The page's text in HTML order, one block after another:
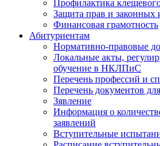
Профилактика
Защита прав и законных
Финансовая грамотность
Абитуриентам
Нормативно-правовые
Локальные акты,
обучение в НКЛПиС
Перечень профессий и
Перечень документов
Зявление
Информация о
заявлений
Вступительные